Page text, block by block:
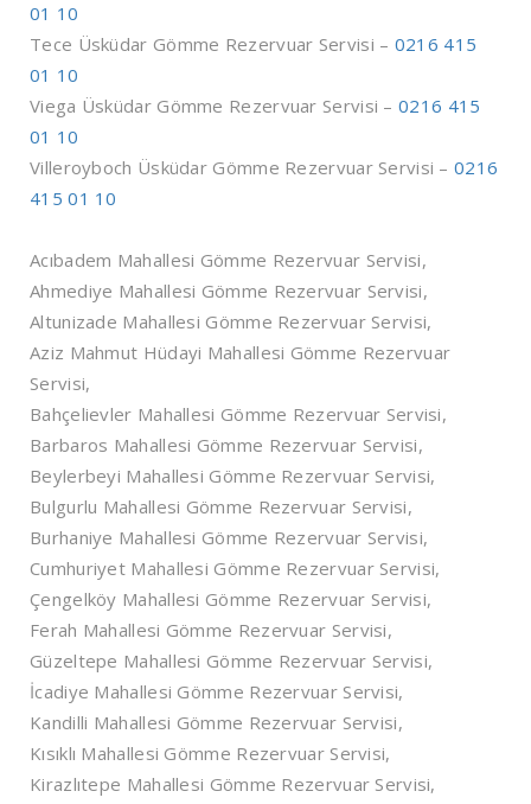
01 10
Tece Üsküdar Gömme Rezervuar Servisi – 0216 415
01 10
Viega Üsküdar Gömme Rezervuar Servisi – 0216 415
01 10
Villeroyboch Üsküdar Gömme Rezervuar Servisi –0216
415 01 10
Acıbadem Mahallesi Gömme Rezervuar Servisi,
Ahmediye Mahallesi Gömme Rezervuar Servisi,
Altunizade Mahallesi Gömme Rezervuar Servisi,
Aziz Mahmut Hüdayi Mahallesi Gömme Rezervuar
Servisi,
Bahçelievler Mahallesi Gömme Rezervuar Servisi,
Barbaros Mahallesi Gömme Rezervuar Servisi,
Beylerbeyi Mahallesi Gömme Rezervuar Servisi,
Bulgurlu Mahallesi Gömme Rezervuar Servisi,
Burhaniye Mahallesi Gömme Rezervuar Servisi,
Cumhuriyet Mahallesi Gömme Rezervuar Servisi,
Çengelköy Mahallesi Gömme Rezervuar Servisi,
Ferah Mahallesi Gömme Rezervuar Servisi,
Güzeltepe Mahallesi Gömme Rezervuar Servisi,
İcadiye Mahallesi Gömme Rezervuar Servisi,
Kandilli Mahallesi Gömme Rezervuar Servisi,
Kısıklı Mahallesi Gömme Rezervuar Servisi,
Kirazlıtepe Mahallesi Gömme Rezervuar Servisi,